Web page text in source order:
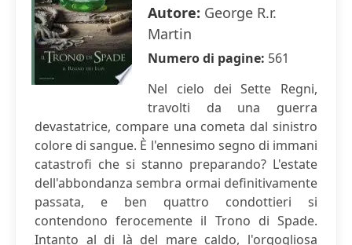
Autore: George R.r.
Martin
Numero di pagine: 561
Nel cielo dei Sette Regni,
travolti da una guerra
devastatrice, compare una cometa dal sinistro
colore di sangue. È l'ennesimo segno di immani
catastrofi che si stanno preparando? L'estate
dell'abbondanza sembra ormai definitivamente
passata, e ben quattro condottieri si
contendono ferocemente il Trono di Spade.
Intanto al di là del mare caldo, l'orgogliosa